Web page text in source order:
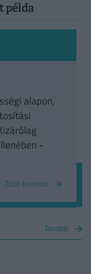
példa
alapon,
-
Több kisokos
Tovább